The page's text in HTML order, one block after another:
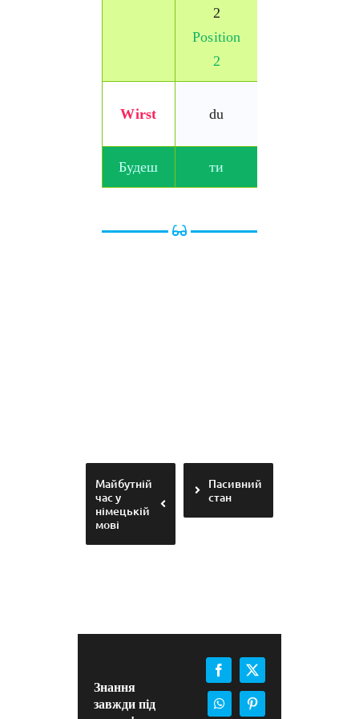
2
Position
2
Wirst du
Будеш ти
Майбутній
час у
німецькій
мові
Пасивний
стан
Знання
завжди під
Facebook
X
WhatsAppPinterest